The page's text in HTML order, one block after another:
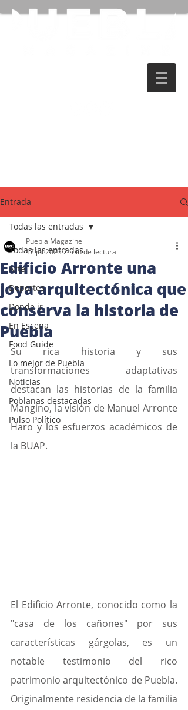
Entrada
Todas las entradas
Arte
Deportes
Donde ir
En Escena
Food Guide
Lo mejor de Puebla
Noticias
Poblanas destacadas
Pulso Político
Todas las entradas
Edificio Arronte una
joya arquitectónica que
conserva la historia de
Puebla
Puebla Magazine
17 jul 2023 2 min de lectura
Su rica historia y sus
transformaciones adaptativas
destacan las historias de la familia
Mangino, la visión de Manuel Arronte
Haro y los esfuerzos académicos de
la BUAP.
El Edificio Arronte, conocido como la
"casa de los cañones" por sus
características gárgolas, es un
notable testimonio del rico
patrimonio arquitectónico de Puebla.
Originalmente residencia de la familia